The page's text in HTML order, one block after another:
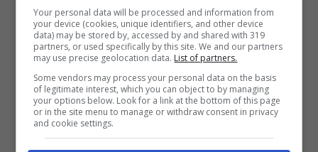
della scorsa stagione, nuova chance per
quest’ultimo talk show che vede protagonisti
ex allievi di
Attraverso le emozioni si
rivivono alcuni percorsi dei talenti usciti dalla
scuola di Canale 5.
Your personal data will be processed and information from
your device (cookies, unique identifiers, and other device
data) may be stored by, accessed by and shared with 319
partners, or used specifically by this site. We and our partners
may use precise geolocation data. List of partners.
Some vendors may process your personal data on the basis
of legitimate interest, which you can object to by managing
your options below. Look for a link at the bottom of this page
or in the site menu to manage or withdraw consent in privacy
and cookie settings.